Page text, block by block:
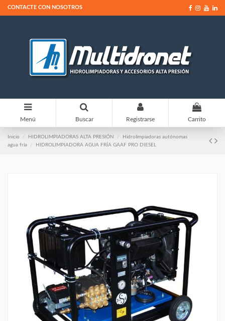
CONTACTE CON NOSOTROS
Menú Buscar Registrarse
0
Carrito
Inicio HIDROLIMPIADORAS ALTA PRESIÓN
Hidrolimpiadoras autónomas
agua fría
HIDROLIMPIADORA AGUA FRÍA GAAF PRO DIESEL